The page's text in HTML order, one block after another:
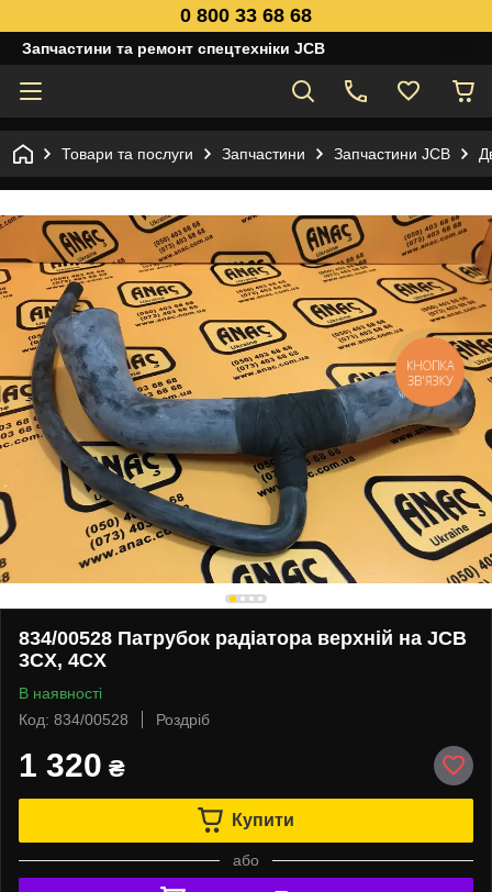
0 800 33 68 68
Запчастини та ремонт спецтехніки JCB
Товари та послуги Запчастини Запчастини JCB
834/00528 Патрубок радіатора верхній на JCB
3CX, 4CX
В наявності
Код: 834/00528
Роздріб
1 320 ₴
Купити
або
КНОПКА
ЗВ'ЯЗКУ